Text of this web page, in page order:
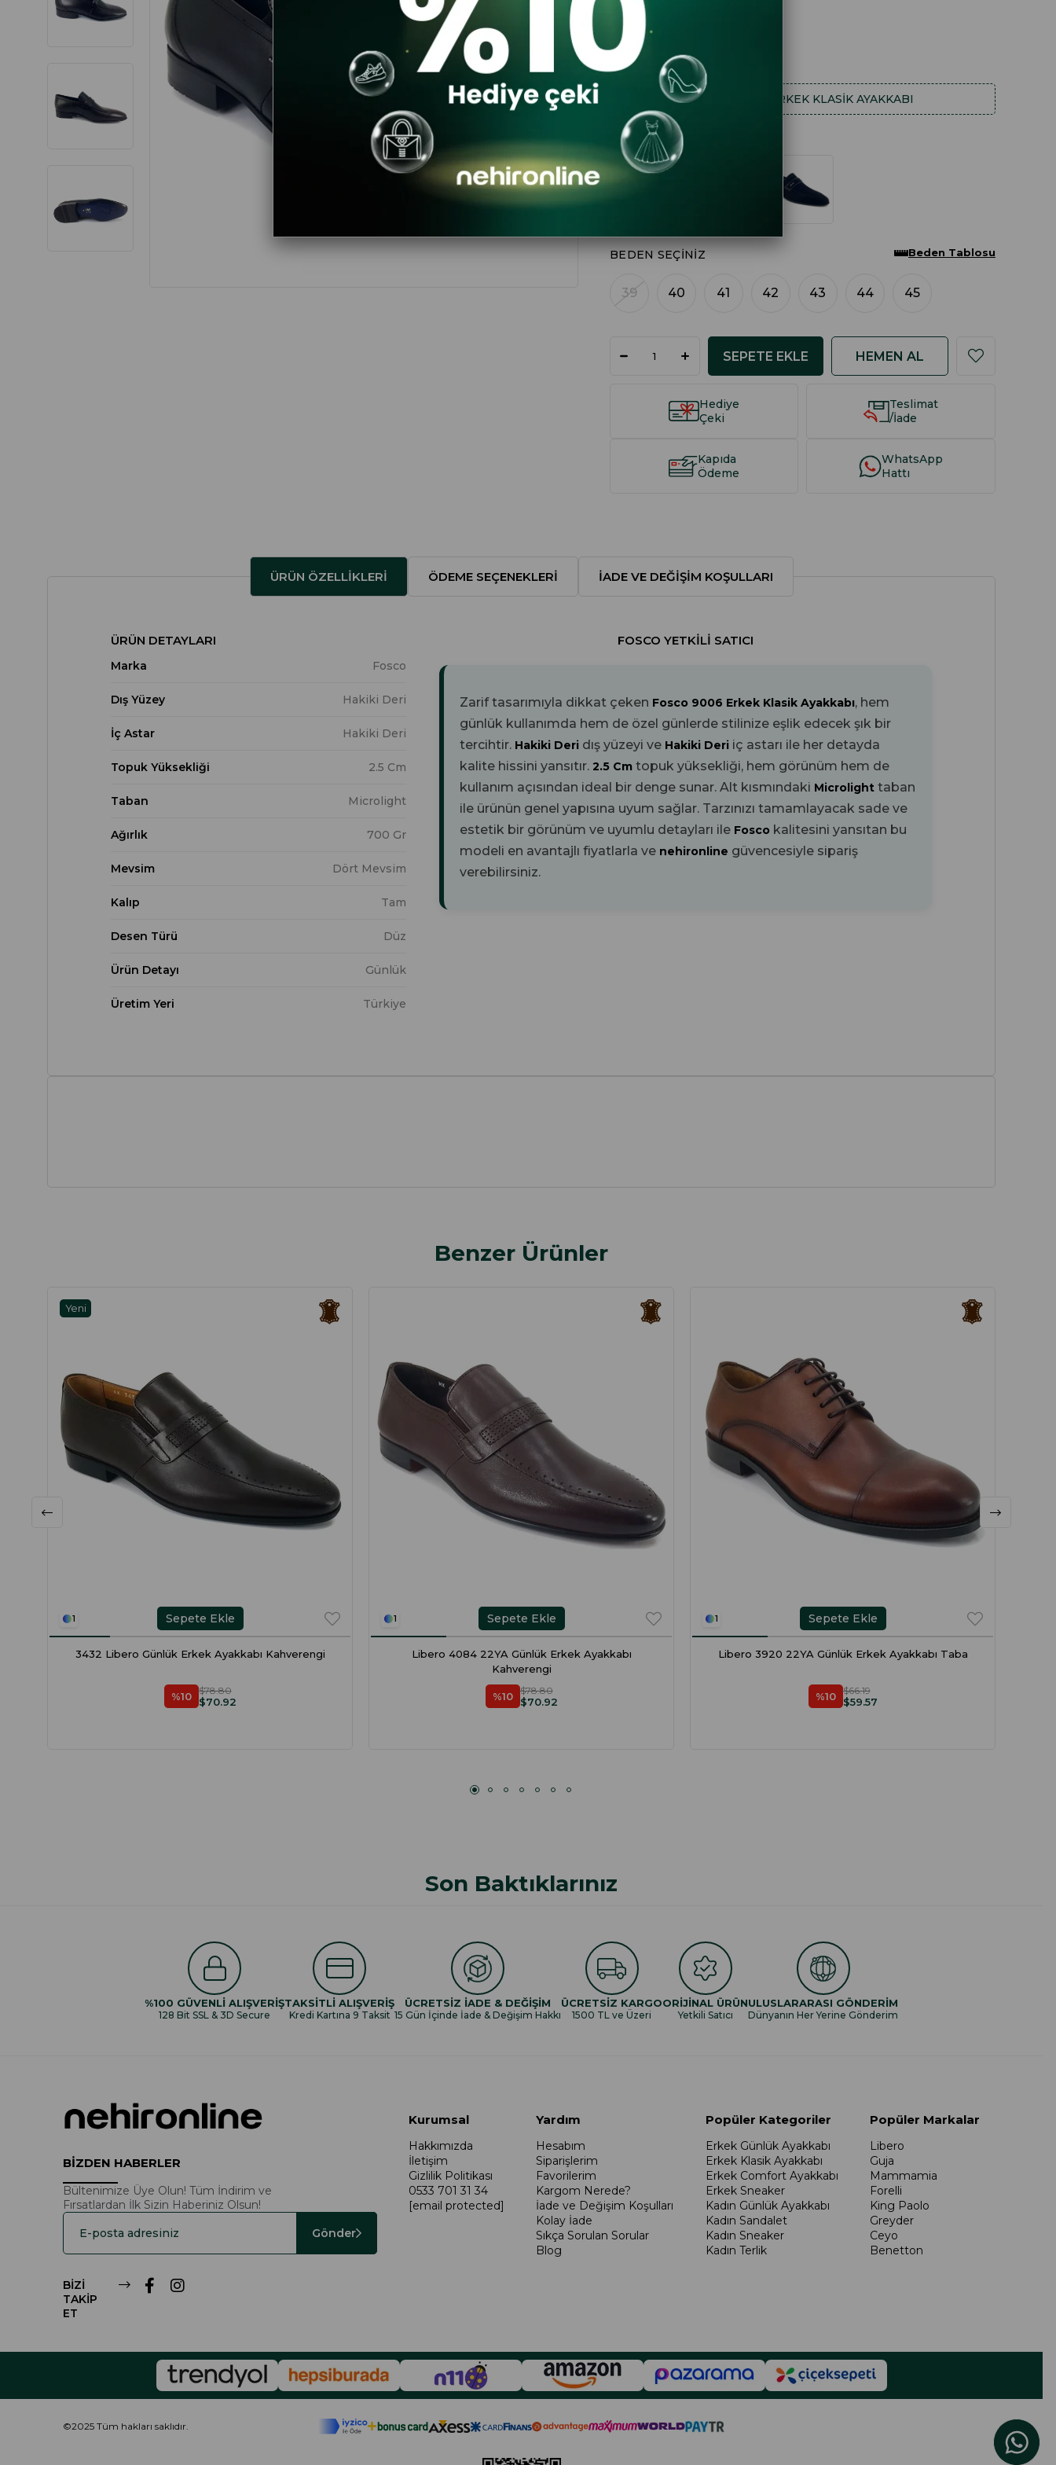
$78.80
DAHA FAZLA ERKEK KLASIK AYAKKABI
RENK
BEDEN SEÇINIZ
39 40 41 42 43 44 45
Beden Tablosu
Hediye
Çeki
Teslimat
/İade
Kapıda
Ödeme
WhatsApp
Hattı
ÜRÜN ÖZELLIKLERI ÖDEME SEÇENEKLERI İADE VE DEĞIŞIM KOŞULLARI
ÜRÜN DETAYLARI
Marka Fosco
Dış Yüzey Hakiki Deri
İç Astar Hakiki Deri
Topuk Yüksekliği 2.5 Cm
Taban Microlight
Ağırlık 700 Gr
Mevsim Dört Mevsim
Kalıp Tam
Desen Türü Düz
Ürün Detayı Günlük
Üretim Yeri Türkiye
FOSCO YETKILI SATICI
Zarif tasarımıyla dikkat çeken Fosco 9006 Erkek Klasik Ayakkabı, hem
günlük kullanımda hem de özel günlerde stilinize eşlik edecek şık bir
tercihtir. Hakiki Deri dış yüzeyi ve Hakiki Deri iç astarı ile her detayda
kalite hissini yansıtır. 2.5 Cm topuk yüksekliği, hem görünüm hem de
kullanım açısından ideal bir denge sunar. Alt kısmındaki Microlight taban
ile ürünün genel yapısına uyum sağlar. Tarzınızı tamamlayacak sade ve
estetik bir görünüm ve uyumlu detayları ile Fosco kalitesini yansıtan bu
modeli en avantajlı fiyatlarla ve nehironline güvencesiyle sipariş
verebilirsiniz.
Benzer Ürünler
1
3432 Libero Günlük Erkek Ayakkabı Kahverengi
%10 $70.92
$78.80
Yeni
Sepete Ekle 1
Libero 4084 22YA Günlük Erkek Ayakkabı
Kahverengi
%10 $70.92
$78.80
Sepete Ekle 1
Libero 3920 22YA Günlük Erkek Ayakkabı Taba
%10 $59.57
$66.19
Sepete Ekle
Son Baktıklarınız
%100 GÜVENLİ ALIŞVERİŞ
128 Bit SSL & 3D Secure
TAKSİTLİ ALIŞVERİŞ
Kredi Kartına 9 Taksit
ÜCRETSİZ İADE & DEĞİŞİM
15 Gün İçinde İade & Değişim Hakkı
ÜCRETSİZ KARGO
1500 TL ve Üzeri
ORİJİNAL ÜRÜN
Yetkili Satıcı
ULUSLARARASI GÖNDERİM
Dünyanın Her Yerine Gönderim
BİZDEN HABERLER
Bültenimize Üye Olun! Tüm İndirim ve
Fırsatlardan İlk Sizin Haberiniz Olsun!
Gönder
BİZİ
TAKİP
ET
Kurumsal
Hakkımızda
İletişim
Gizlilik Politikası
0533 701 31 34
[email protected]
Yardım
Hesabım
Siparişlerim
Favorilerim
Kargom Nerede?
İade ve Değişim Koşulları
Kolay İade
Sıkça Sorulan Sorular
Blog
Popüler Kategoriler
Erkek Günlük Ayakkabı
Erkek Klasik Ayakkabı
Erkek Comfort Ayakkabı
Erkek Sneaker
Kadın Günlük Ayakkabı
Kadın Sandalet
Kadın Sneaker
Kadın Terlik
Popüler Markalar
Libero
Guja
Mammamia
Forelli
King Paolo
Greyder
Ceyo
Benetton
©2025 Tüm hakları saklıdır.